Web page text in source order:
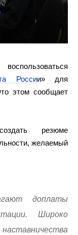
России» для
этом сообщает
резюме
желаемый
доплаты
Широко